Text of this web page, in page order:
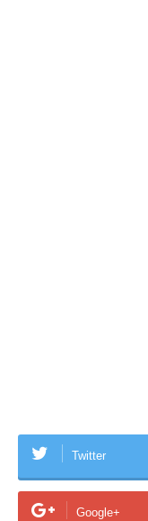
Twitter
Google+